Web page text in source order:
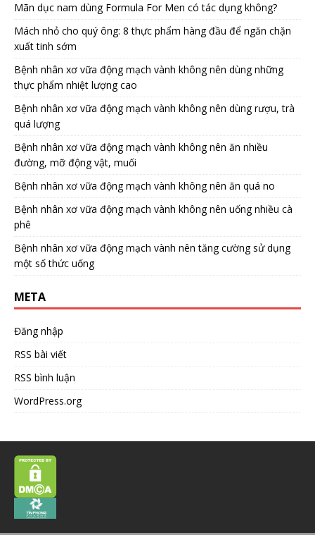
Mãn dục nam dùng Formula For Men có tác dụng không?
Mách nhỏ cho quý ông: 8 thực phẩm hàng đầu để ngăn chặn
xuất tinh sớm
Bệnh nhân xơ vữa động mạch vành không nên dùng những
thực phẩm nhiệt lượng cao
Bệnh nhân xơ vữa động mạch vành không nên dùng rượu, trà
quá lượng
Bệnh nhân xơ vữa động mạch vành không nên ăn nhiều
đường, mỡ động vật, muối
Bệnh nhân xơ vữa động mạch vành không nên ăn quá no
Bệnh nhân xơ vữa động mạch vành không nên uống nhiều cà
phê
Bệnh nhân xơ vữa động mạch vành nên tăng cường sử dụng
một số thức uống
META
Đăng nhập
RSS bài viết
RSS bình luận
WordPress.org